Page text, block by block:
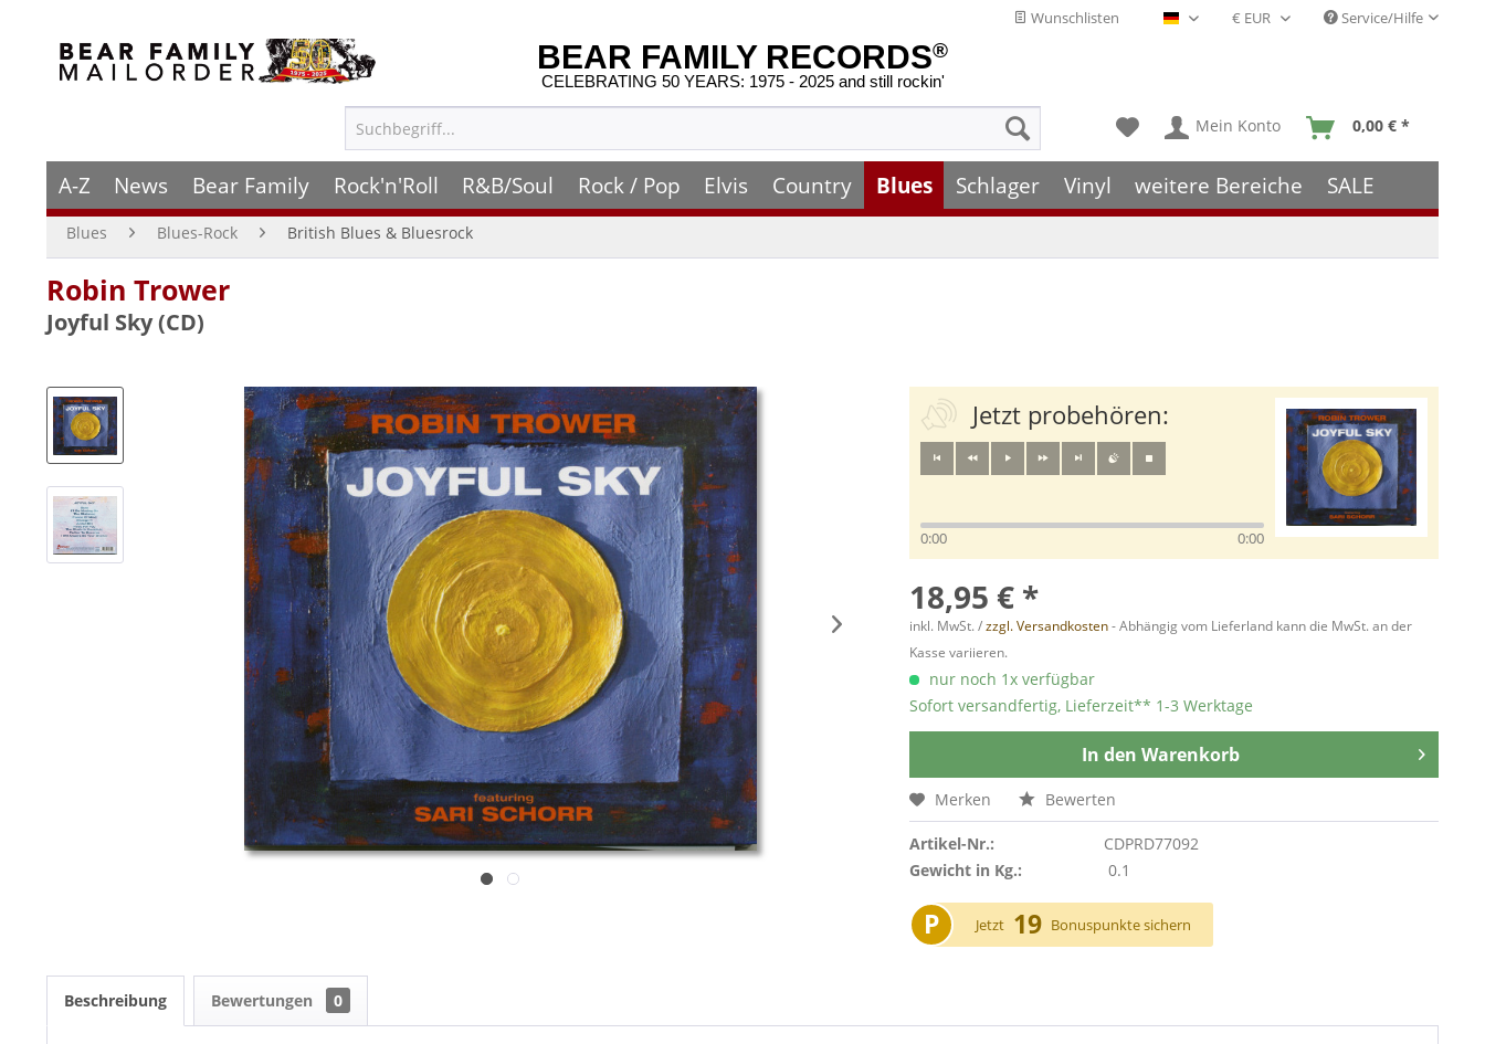
Wunschlisten Deutsch - DE Service/Hilfe
BEAR FAMILY RECORDS®
CELEBRATING 50 YEARS: 1975 - 2025 and still rockin'
Mein Konto 0,00 € *
A-Z News Bear Family Rock'n'Roll R&B/Soul Rock / Pop Elvis Country Blues Schlager Vinyl weitere Bereiche SALE
Blues Blues-Rock British Blues & Bluesrock
Robin Trower
Joyful Sky (CD)
Jetzt probehören:
0:00 0:00
18,95 € *
inkl. MwSt. /zzgl. Versandkosten- Abhängig vom Lieferland kann die MwSt. an der
Kasse variieren.
nur noch 1x verfügbar
Sofort versandfertig, Lieferzeit** 1-3 Werktage
In den Warenkorb
Merken Bewerten
Artikel-Nr.:
CDPRD77092
Gewicht in Kg.:
0.1
P Jetzt 19 Bonuspunkte sichern
Beschreibung Bewertungen 0